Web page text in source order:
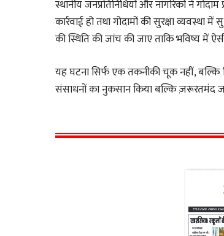
स्थानीय जनप्रतिनिधियों और नागरिकों ने
कार्रवाई हो तथा गोदामों की सुरक्षा
की स्थिति की जांच की जाए ताकि भविष्य में
यह घटना सिर्फ एक तकनीकी चूक नहीं, बल्कि
संसाधनों का नुकसान किया बल्कि ज़रूरतमंद